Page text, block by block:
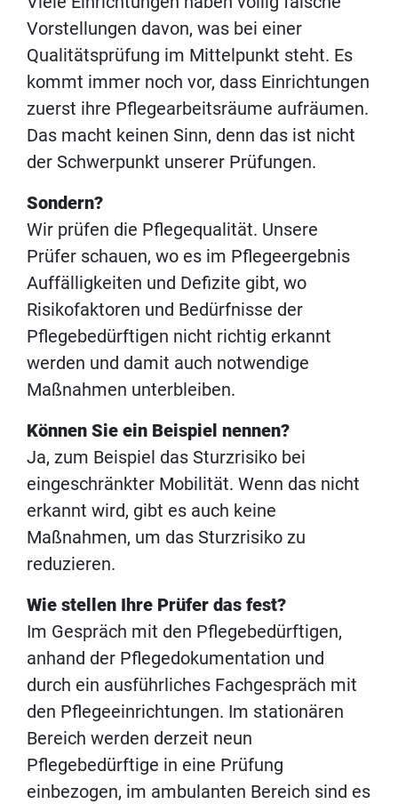
Vorstellungen davon, was bei einer
Qualitätsprüfung im Mittelpunkt steht. Es
kommt immer noch vor, dass Einrichtungen
zuerst ihre Pflegearbeitsräume aufräumen.
Das macht keinen Sinn, denn das ist nicht
der Schwerpunkt unserer Prüfungen.
Sondern?
Wir prüfen die Pflegequalität. Unsere
Prüfer schauen, wo es im Pflegeergebnis
Auffälligkeiten und Defizite gibt, wo
Risikofaktoren und Bedürfnisse der
Pflegebedürftigen nicht richtig erkannt
werden und damit auch notwendige
Maßnahmen unterbleiben.
Können Sie ein Beispiel nennen?
Ja, zum Beispiel das Sturzrisiko bei
eingeschränkter Mobilität. Wenn das nicht
erkannt wird, gibt es auch keine
Maßnahmen, um das Sturzrisiko zu
reduzieren.
Wie stellen Ihre Prüfer das fest?
Im Gespräch mit den Pflegebedürftigen,
anhand der Pflegedokumentation und
durch ein ausführliches Fachgespräch mit
den Pflegeeinrichtungen. Im stationären
Bereich werden derzeit neun
Pflegebedürftige in eine Prüfung
einbezogen, im ambulanten Bereich sind es